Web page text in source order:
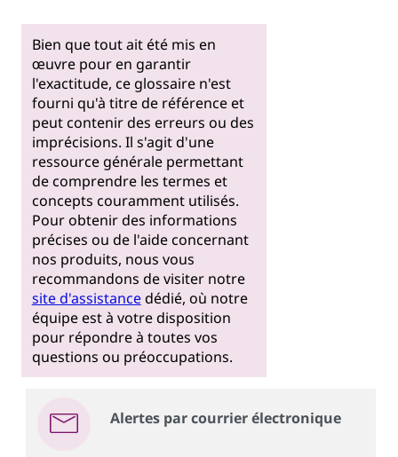
Bien que tout ait été mis en
œuvre pour en garantir
l'exactitude, ce glossaire n'est
fourni qu'à titre de référence et
peut contenir des erreurs ou des
imprécisions. Il s'agit d'une
ressource générale permettant
de comprendre les termes et
concepts couramment utilisés.
Pour obtenir des informations
précises ou de l'aide concernant
nos produits, nous vous
recommandons de visiter notre
site d'assistancedédié, où notre
équipe est à votre disposition
pour répondre à toutes vos
questions ou préoccupations.
Alertes par courrier électronique